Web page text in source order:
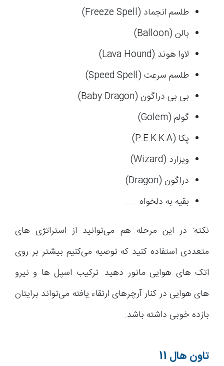
طلسم انجماد (Freeze Spell)
بالن (Balloon)
لاوا هوند (Lava Hound)
طلسم سرعت (Speed Spell)
بی بی دراگون (Baby Dragon)
گولم (Golem)
پکا (P.E.K.K.A)
ویزارد (Wizard)
دراگون (Dragon)
بقیه به دلخواه ……
نکته: در این مرحله هم می‌توانید از استراتژی های
متعددی استفاده کنید که توصیه می‌کنیم بیشتر بر روی
اتک های هوایی مانور دهید. ترکیب اسپل ها و نیرو
های هوایی در کنار آرچرهای ارتقاء یافته می‌تواند برایتان
بازده خوبی داشته باشد.
تاون هال 11